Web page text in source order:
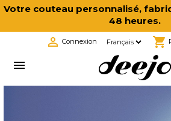
Votre couteau personnalisé,
48 heures.
shopping_cart
 Connexion
